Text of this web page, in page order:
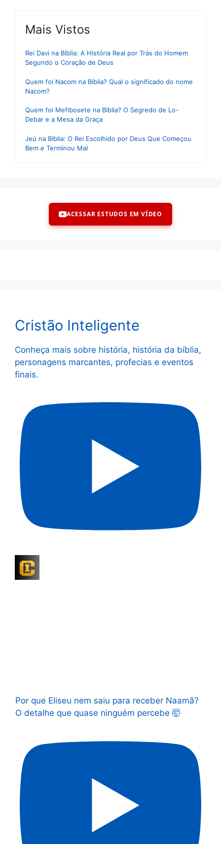
Mais Vistos
Rei Davi na Bíblia: A História Real por Trás do Homem
Segundo o Coração de Deus
Quem foi Nacom na Bíblia? Qual o significado do nome
Nacom?
Quem foi Mefibosete na Bíblia? O Segredo de Lo-
Debar e a Mesa da Graça
Jeú na Bíblia: O Rei Escolhido por Deus Que Começou
Bem e Terminou Mal
ACESSAR ESTUDOS EM VÍDEO
Cristão Inteligente
Conheça mais sobre história, história da bíblia,
personagens marcantes, profecias e eventos
finais.
Por que Eliseu nem saiu para receber Naamã?
O detalhe que quase ninguém percebe 🤯